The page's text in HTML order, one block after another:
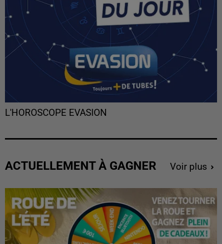
L'HOROSCOPE EVASION
ACTUELLEMENT À GAGNER Voir plus